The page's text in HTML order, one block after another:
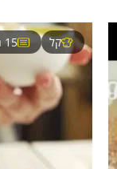
קל 15 מצרכים